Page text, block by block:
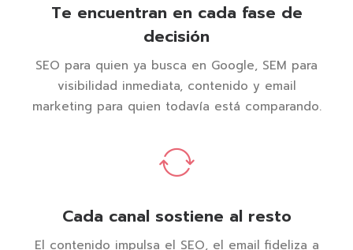
Te encuentran en cada fase de
decisión
SEO para quien ya busca en Google, SEM para
visibilidad inmediata, contenido y email
marketing para quien todavía está comparando.
Cada canal sostiene al resto
El contenido impulsa el SEO, el email fideliza a